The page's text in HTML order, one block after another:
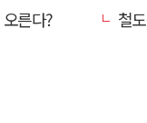
른다?
철도